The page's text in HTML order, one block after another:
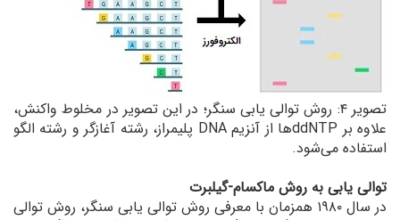
تصویر ۴: روش توالی یابی سنگر؛ در این تصویر در مخلوط واکنش،
علاوه بر ddNTPها از آنزیم DNA پلیمراز، رشته آغازگر و رشته الگو
استفاده می‌شود.
توالی یابی به روش ماکسام-گیلبرت
در سال ۱۹۸۰ همزمان با معرفی روش توالی یابی سنگر، روش توالی